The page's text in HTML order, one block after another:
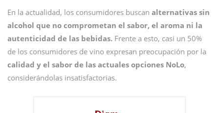
En la actualidad, los consumidores buscan alternativas sin
alcohol que no comprometan el sabor, el aroma ni la
autenticidad de las bebidas. Frente a esto, casi un 50%
de los consumidores de vino expresan preocupación por la
calidad y el sabor de las actuales opciones NoLo,
considerándolas insatisfactorias.